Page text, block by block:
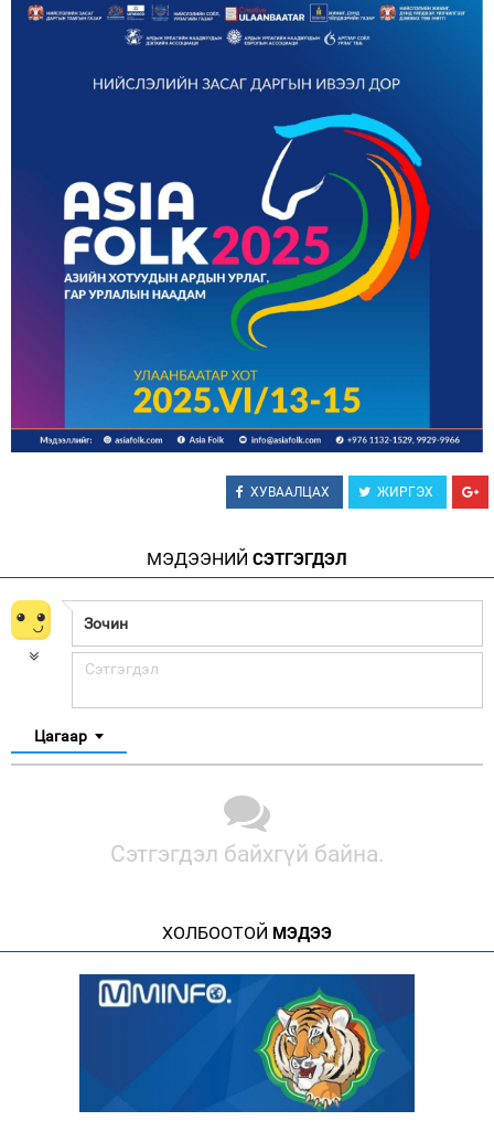
ХУВААЛЦАХ ЖИРГЭХ
МЭДЭЭНИЙ СЭТГЭГДЭЛ
Цагаар
Сэтгэгдэл байхгүй байна.
ХОЛБООТОЙ МЭДЭЭ